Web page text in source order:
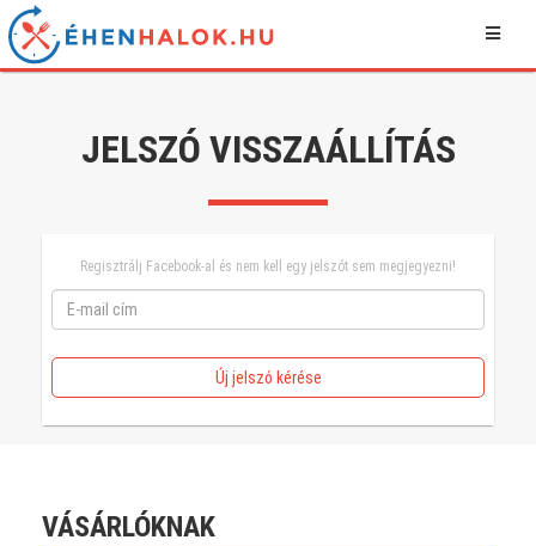
JELSZÓ VISSZAÁLLÍTÁS
Regisztrálj Facebook-al és nem kell egy jelszót sem megjegyezni!
Új jelszó kérése
VÁSÁRLÓKNAK